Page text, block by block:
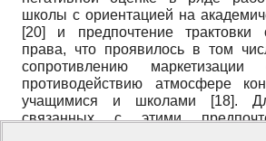
школы с ориентацией на
[20]
и предпочтение трактовки
права, что проявилось в том
сопротивлению
противодействию атмосфере
учащимися и школами
[18].
связанных с этими